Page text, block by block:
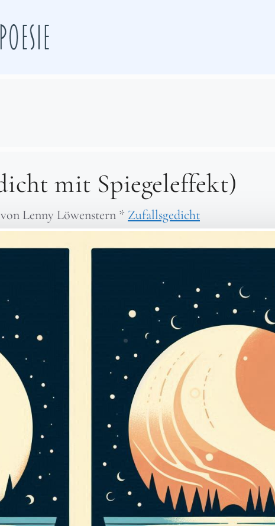
mit Spiegeleffekt)
von Lenny Löwenstern * Zufallsgedicht